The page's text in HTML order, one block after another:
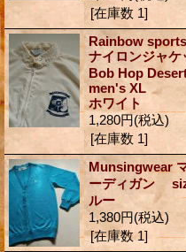
[在庫数 1]
Rainbow
ナイロンジャケ
Bob Hop
men's XL
ホワイト
1,280円(税込)
[在庫数 1]
Munsingwear
ーディガン
ルー
1,380円(税込)
[在庫数 1]